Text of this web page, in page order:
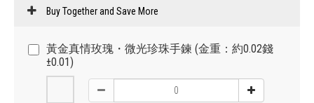
Buy Together and Save More
黃金真情玫瑰・微光珍珠手鍊 (金重：約0.02錢
±0.01)